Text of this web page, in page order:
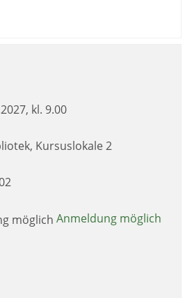
kl. 9.00
Kursuslokale 2
Anmeldung möglich